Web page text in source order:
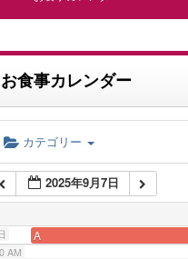
お食事カレンダー
カテゴリー
2025年9月7日
A
AM
AM
AM
AM